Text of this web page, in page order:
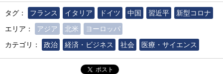
タグ： フランス イタリア ドイツ 中国 習近平
新型コロナ
エリア：
アジア 北米
ヨーロッパ
カテゴリ：
政治 経済・ビジネス 社会 医療・サイエンス
ポスト